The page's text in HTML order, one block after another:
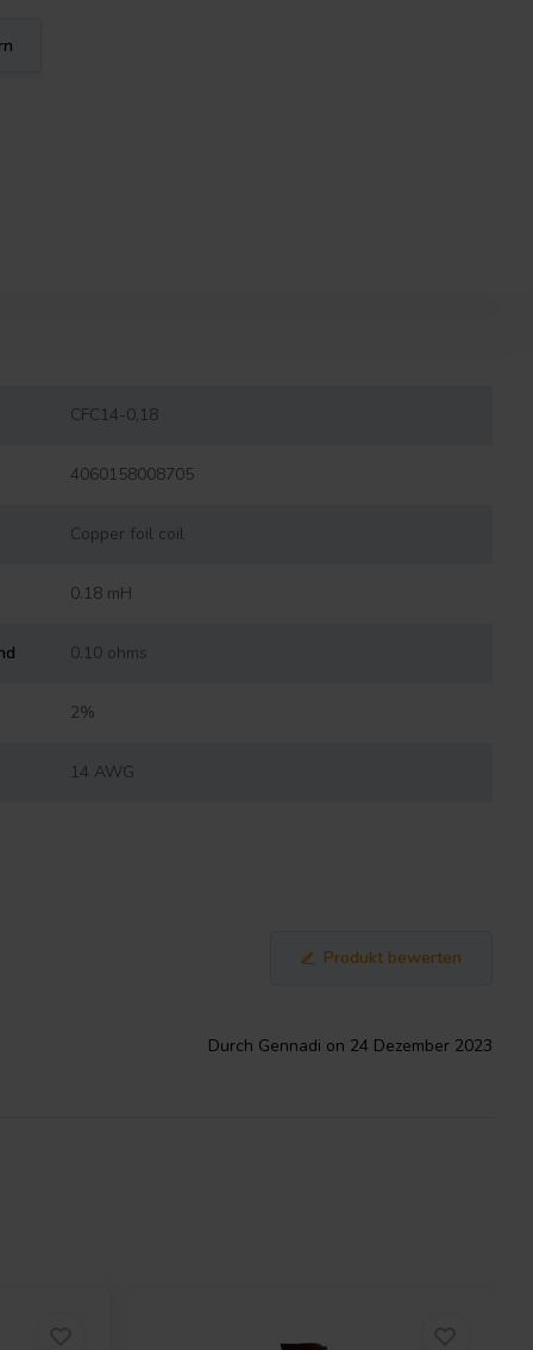
CFC14-0,18
4060158008705
Copper foil coil
0.18 mH
0.10 ohms
2%
14 AWG
Produkt bewerten
Durch Gennadi on 24 Dezember 2023